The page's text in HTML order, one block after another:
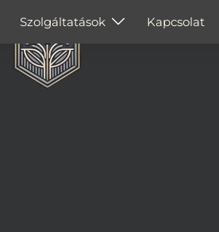
Szolgáltatások Kapcsolat